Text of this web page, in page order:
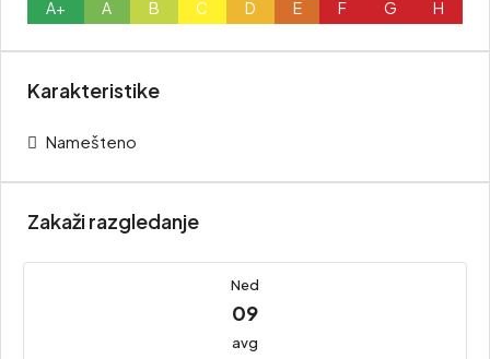
A+ A B C D E F G H
Karakteristike
Namešteno
Zakaži razgledanje
Ned
09
avg